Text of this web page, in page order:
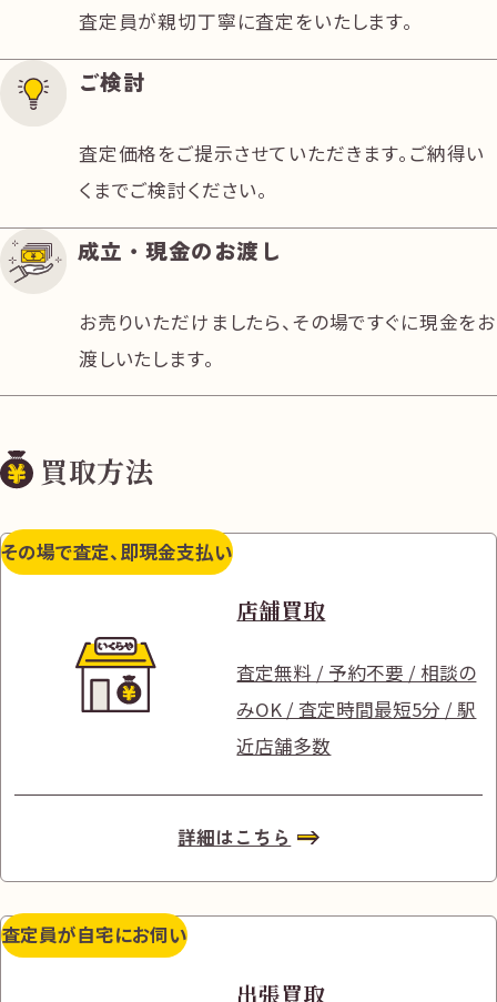
査定員が親切丁寧に査定をいたします。
ご検討
査定価格をご提示させていただきます。ご納得い
くまでご検討ください。
成立・現金のお渡し
お売りいただけましたら、その場ですぐに現金をお
渡しいたします。
買取方法
その場で査定、即現金支払い
店舗買取
査定無料 / 予約不要 / 相談の
みOK / 査定時間最短5分 / 駅
近店舗多数
詳細はこちら
査定員が自宅にお伺い
出張買取